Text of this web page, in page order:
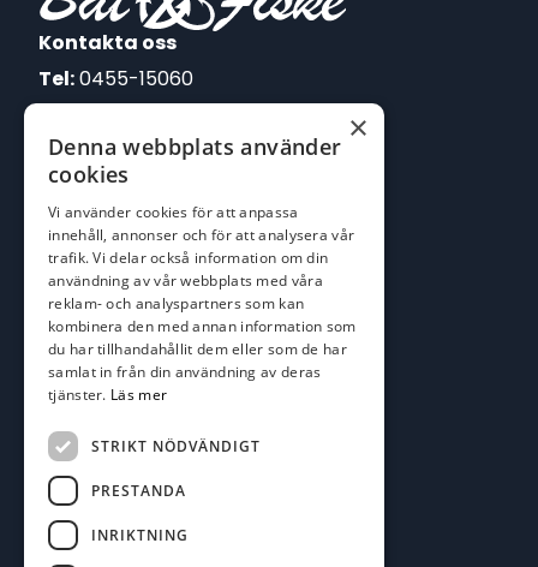
Kontakta oss
Tel:0455-15060
E-post:
johan@batofiske.se
kim@batofiske.se
Adress
Karlskrona Båt & Fiske AB
Lallerstedts gata 4
371 54 Karlskrona
Följ oss
Facebook
×
Denna webbplats använder
cookies
Vi använder cookies för att anpassa
innehåll, annonser och för att analysera vår
trafik. Vi delar också information om din
användning av vår webbplats med våra
reklam- och analyspartners som kan
kombinera den med annan information som
du har tillhandahållit dem eller som de har
samlat in från din användning av deras
tjänster. Läs mer
STRIKT NÖDVÄNDIGT
PRESTANDA
INRIKTNING